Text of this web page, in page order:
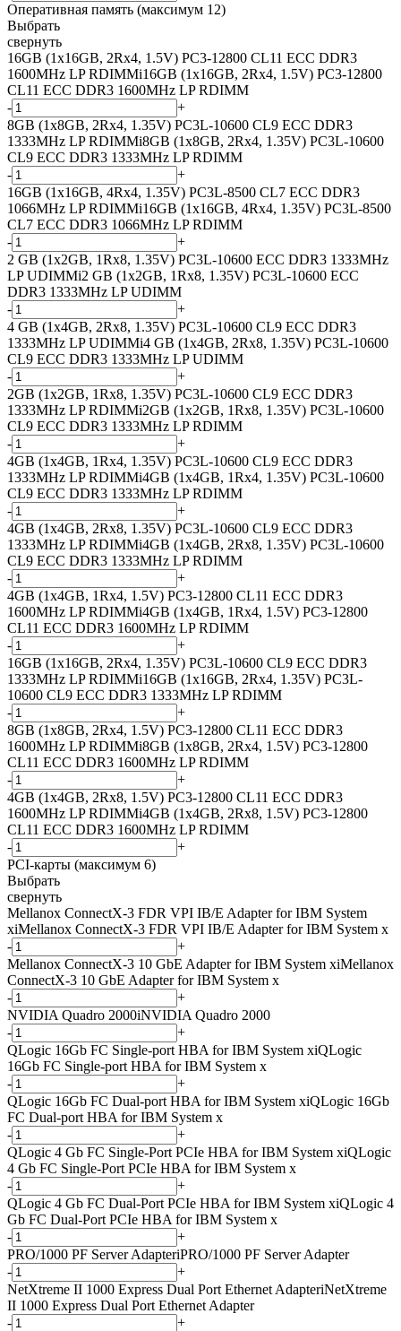
Оперативная память (максимум 12)
Выбрать
свернуть
16GB (1x16GB, 2Rx4, 1.5V) PC3-12800 CL11 ECC DDR3
1600MHz LP RDIMMi16GB (1x16GB, 2Rx4, 1.5V) PC3-12800
CL11 ECC DDR3 1600MHz LP RDIMM
-
+
8GB (1x8GB, 2Rx4, 1.35V) PC3L-10600 CL9 ECC DDR3
1333MHz LP RDIMMi8GB (1x8GB, 2Rx4, 1.35V) PC3L-10600
CL9 ECC DDR3 1333MHz LP RDIMM
-
+
16GB (1x16GB, 4Rx4, 1.35V) PC3L-8500 CL7 ECC DDR3
1066MHz LP RDIMMi16GB (1x16GB, 4Rx4, 1.35V) PC3L-8500
CL7 ECC DDR3 1066MHz LP RDIMM
-
+
2 GB (1x2GB, 1Rx8, 1.35V) PC3L-10600 ECC DDR3 1333MHz
LP UDIMMi2 GB (1x2GB, 1Rx8, 1.35V) PC3L-10600 ECC
DDR3 1333MHz LP UDIMM
-
+
4 GB (1x4GB, 2Rx8, 1.35V) PC3L-10600 CL9 ECC DDR3
1333MHz LP UDIMMi4 GB (1x4GB, 2Rx8, 1.35V) PC3L-10600
CL9 ECC DDR3 1333MHz LP UDIMM
-
+
2GB (1x2GB, 1Rx8, 1.35V) PC3L-10600 CL9 ECC DDR3
1333MHz LP RDIMMi2GB (1x2GB, 1Rx8, 1.35V) PC3L-10600
CL9 ECC DDR3 1333MHz LP RDIMM
-
+
4GB (1x4GB, 1Rx4, 1.35V) PC3L-10600 CL9 ECC DDR3
1333MHz LP RDIMMi4GB (1x4GB, 1Rx4, 1.35V) PC3L-10600
CL9 ECC DDR3 1333MHz LP RDIMM
-
+
4GB (1x4GB, 2Rx8, 1.35V) PC3L-10600 CL9 ECC DDR3
1333MHz LP RDIMMi4GB (1x4GB, 2Rx8, 1.35V) PC3L-10600
CL9 ECC DDR3 1333MHz LP RDIMM
-
+
4GB (1x4GB, 1Rx4, 1.5V) PC3-12800 CL11 ECC DDR3
1600MHz LP RDIMMi4GB (1x4GB, 1Rx4, 1.5V) PC3-12800
CL11 ECC DDR3 1600MHz LP RDIMM
-
+
16GB (1x16GB, 2Rx4, 1.35V) PC3L-10600 CL9 ECC DDR3
1333MHz LP RDIMMi16GB (1x16GB, 2Rx4, 1.35V) PC3L-
10600 CL9 ECC DDR3 1333MHz LP RDIMM
-
+
8GB (1x8GB, 2Rx4, 1.5V) PC3-12800 CL11 ECC DDR3
1600MHz LP RDIMMi8GB (1x8GB, 2Rx4, 1.5V) PC3-12800
CL11 ECC DDR3 1600MHz LP RDIMM
-
+
4GB (1x4GB, 2Rx8, 1.5V) PC3-12800 CL11 ECC DDR3
1600MHz LP RDIMMi4GB (1x4GB, 2Rx8, 1.5V) PC3-12800
CL11 ECC DDR3 1600MHz LP RDIMM
-
+
PCI-карты (максимум 6)
Выбрать
свернуть
Mellanox ConnectX-3 FDR VPI IB/E Adapter for IBM System
xiMellanox ConnectX-3 FDR VPI IB/E Adapter for IBM System x
-
+
Mellanox ConnectX-3 10 GbE Adapter for IBM System xiMellanox
ConnectX-3 10 GbE Adapter for IBM System x
-
+
NVIDIA Quadro 2000iNVIDIA Quadro 2000
-
+
QLogic 16Gb FC Single-port HBA for IBM System xiQLogic
16Gb FC Single-port HBA for IBM System x
-
+
QLogic 16Gb FC Dual-port HBA for IBM System xiQLogic 16Gb
FC Dual-port HBA for IBM System x
-
+
QLogic 4 Gb FC Single-Port PCIe HBA for IBM System xiQLogic
4 Gb FC Single-Port PCIe HBA for IBM System x
-
+
QLogic 4 Gb FC Dual-Port PCIe HBA for IBM System xiQLogic 4
Gb FC Dual-Port PCIe HBA for IBM System x
-
+
PRO/1000 PF Server AdapteriPRO/1000 PF Server Adapter
-
+
NetXtreme II 1000 Express Dual Port Ethernet AdapteriNetXtreme
II 1000 Express Dual Port Ethernet Adapter
-
+